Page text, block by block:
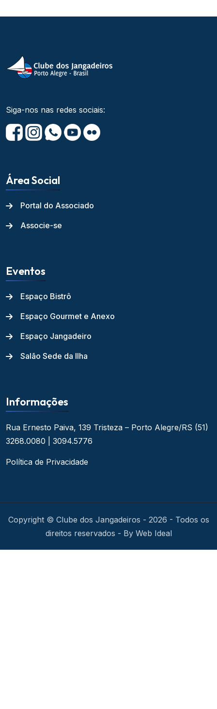
Siga-nos nas redes sociais:
Área Social
Portal do Associado
Associe-se
Eventos
Espaço Bistrô
Espaço Gourmet e Anexo
Espaço Jangadeiro
Salão Sede da Ilha
Informações
Rua Ernesto Paiva, 139 Tristeza – Porto Alegre/RS (51)
3268.0080 | 3094.5776
Política de Privacidade
Copyright © Clube dos Jangadeiros - 2026 - Todos os
direitos reservados - By Web Ideal